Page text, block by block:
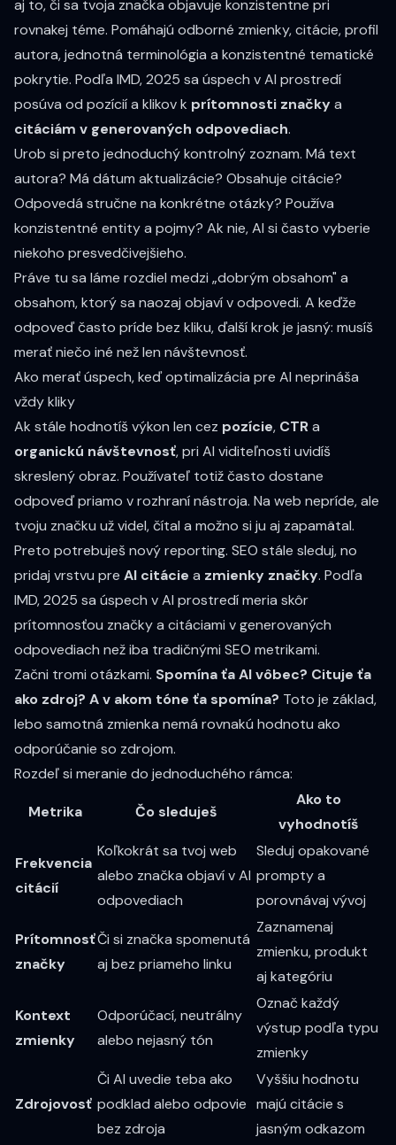
aj to, či sa tvoja značka objavuje konzistentne pri
rovnakej téme. Pomáhajú odborné zmienky, citácie, profil
autora, jednotná terminológia a konzistentné tematické
pokrytie. Podľa IMD, 2025 sa úspech v AI prostredí
posúva od pozícií a klikov k prítomnosti značkya
citáciám v generovaných odpovediach.
Urob si preto jednoduchý kontrolný zoznam. Má text
autora? Má dátum aktualizácie? Obsahuje citácie?
Odpovedá stručne na konkrétne otázky? Používa
konzistentné entity a pojmy? Ak nie, AI si často vyberie
niekoho presvedčivejšieho.
Práve tu sa láme rozdiel medzi „dobrým obsahom" a
obsahom, ktorý sa naozaj objaví v odpovedi. A keďže
odpoveď často príde bez kliku, ďalší krok je jasný: musíš
merať niečo iné než len návštevnosť.
Ako merať úspech, keď optimalizácia pre AI neprináša
vždy kliky
Ak stále hodnotíš výkon len cez pozície, CTRa
organickú návštevnosť, pri AI viditeľnosti uvidíš
skreslený obraz. Používateľ totiž často dostane
odpoveď priamo v rozhraní nástroja. Na web nepríde, ale
tvoju značku už videl, čítal a možno si ju aj zapamätal.
Preto potrebuješ nový reporting. SEO stále sleduj, no
pridaj vrstvu pre AI citácie a zmienky značky. Podľa
IMD, 2025 sa úspech v AI prostredí meria skôr
prítomnosťou značky a citáciami v generovaných
odpovediach než iba tradičnými SEO metrikami.
Začni tromi otázkami. Spomína ťa AI vôbec? Cituje ťa
ako zdroj? A v akom tóne ťa spomína? Toto je základ,
lebo samotná zmienka nemá rovnakú hodnotu ako
odporúčanie so zdrojom.
Rozdeľ si meranie do jednoduchého rámca:
Metrika Čo sleduješ
Ako to
vyhodnotíš
Frekvencia
citácií
Koľkokrát sa tvoj web
alebo značka objaví v AI
odpovediach
Sleduj opakované
prompty a
porovnávaj vývoj
Prítomnosť
značky
Či si značka spomenutá
aj bez priameho linku
Zaznamenaj
zmienku, produkt
aj kategóriu
Kontext
zmienky
Odporúčací, neutrálny
alebo nejasný tón
Označ každý
výstup podľa typu
zmienky
Zdrojovosť
Či AI uvedie teba ako
podklad alebo odpovie
bez zdroja
Vyššiu hodnotu
majú citácie s
jasným odkazom